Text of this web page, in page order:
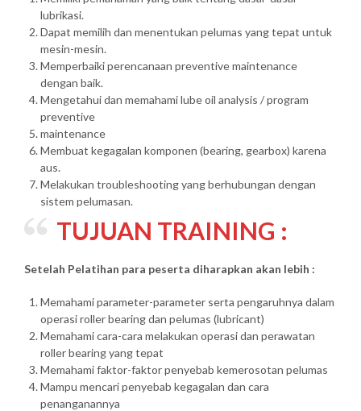
lubrikasi.
Dapat memilih dan menentukan pelumas yang tepat untuk
mesin-mesin.
Memperbaiki perencanaan preventive maintenance
dengan baik.
Mengetahui dan memahami lube oil analysis / program
preventive
maintenance
Membuat kegagalan komponen (bearing, gearbox) karena
aus.
Melakukan troubleshooting yang berhubungan dengan
sistem pelumasan.
TUJUAN TRAINING :
Setelah Pelatihan para peserta diharapkan akan lebih :
Memahami parameter-parameter serta pengaruhnya dalam
operasi roller bearing dan pelumas (lubricant)
Memahami cara-cara melakukan operasi dan perawatan
roller bearing yang tepat
Memahami faktor-faktor penyebab kemerosotan pelumas
Mampu mencari penyebab kegagalan dan cara
penanganannya